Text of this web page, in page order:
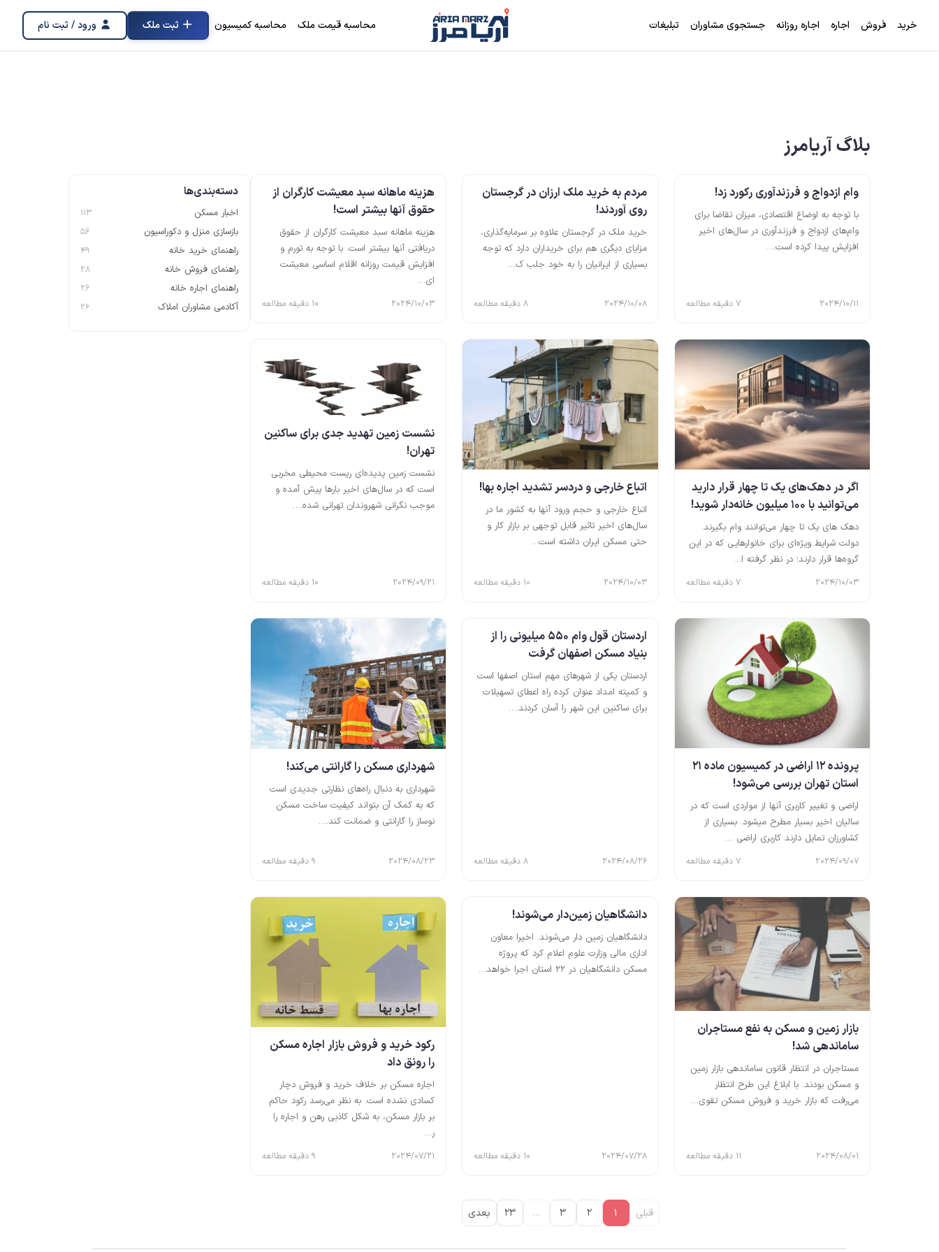
خرید فروش اجاره اجاره روزانه جستجوی مشاوران تبلیغات محاسبه قیمت ملک محاسبه کمیسیون ثبت ملک ورود / ثبت نام
بلاگ آریامرز
وام ازدواج و فرزندآوری رکورد زد!
با توجه به اوضاع اقتصادی، میزان تقاضا برای
وام‌های ازدواج و فرزندآوری در سال‌های اخیر
افزایش پیدا کرده است.…
2024/10/11 7 دقیقه مطالعه
مردم به خرید ملک ارزان در گرجستان
روی آوردند!
خرید ملک در گرجستان علاوه بر سرمایه‌گذاری،
مزایای دیگری هم برای خریداران دارد که توجه
بسیاری از ایرانیان را به خود جلب ک…
2024/10/08 8 دقیقه مطالعه
هزینه ماهانه سبد معیشت کارگران از
حقوق آنها بیشتر است!
هزینه ماهانه سبد معیشت کارگران از حقوق
دریافتی آنها بیشتر است. با توجه به تورم و
افزایش قیمت روزانه اقلام اساسی معیشت
ای…
2024/10/03 10 دقیقه مطالعه
اگر در دهک‌های یک تا چهار قرار دارید
می‌توانید با 100 میلیون خانه‌دار شوید!
دهک های یک تا چهار می‌توانند وام بگیرند.
دولت شرایط ویژه‌ای برای خانوارهایی که در این
گروه‌ها قرار دارند؛ در نظر گرفته ا…
2024/10/03 7 دقیقه مطالعه
اتباع خارجی و دردسر تشدید اجاره بها!
اتباع خارجی و حجم ورود آنها به کشور ما در
سال‌های اخیر تاثیر قابل توجهی بر بازار کار و
حتی مسکن ایران داشته است…
2024/10/03 10 دقیقه مطالعه
نشست زمین تهدید جدی برای ساکنین
تهران!
نشست زمین پدیده‌ای ریست محیطی مخربی
است که در سال‌های اخیر بارها پیش آمده و
موجب نگرانی شهروندان تهرانی شده.…
2024/09/21 10 دقیقه مطالعه
پرونده 12 اراضی در کمیسیون ماده 21
استان تهران بررسی می‌شود!
اراضی و تغییر کاربری آنها از مواردی است که در
سالیان اخیر بسیار مطرح میشود. بسیاری از
کشاورزان تمایل دارند کاربری اراضی …
2024/09/07 7 دقیقه مطالعه
اردستان قول وام 550 میلیونی را از
بنیاد مسکن اصفهان گرفت
اردستان یکی از شهرهای مهم استان اصفها است
و کمیته امداد عنوان کرده راه اعطای تسهیلات
برای ساکنین این شهر را آسان کردند.…
2024/08/26 8 دقیقه مطالعه
شهرداری مسکن را گارانتی می‌کند!
شهرداری به دنبال راه‌های نظارتی جدیدی است
که به کمک آن بتواند کیفیت ساخت مسکن
نوساز را گارانتی و ضمانت کند.…
2024/08/23 9 دقیقه مطالعه
بازار زمین و مسکن به نفع مستاجران
ساماندهی شد!
مستاجران در انتظار قانون ساماندهی بازار زمین
و مسکن بودند. با ابلاغ این طرح انتظار
می‌رفت که بازار خرید و فروش مسکن تقوی…
2024/08/01 11 دقیقه مطالعه
دانشگاهیان زمین‌دار می‌شوند!
دانشگاهیان زمین دار می‌شوند. اخیرا معاون
اداری مالی وزارت علوم اعلام کرد که پروژه
مسکن دانشگاهیان در ۲۲ استان اجرا خواهد…
2024/07/28 10 دقیقه مطالعه
رکود خرید و فروش بازار اجاره مسکن
را رونق داد
اجاره مسکن بر خلاف خرید و فروش دچار
کسادی نشده است. به نظر می‌رسد رکود حاکم
بر بازار مسکن، به شکل کاذبی رهن و اجاره را
ر…
2024/07/21 9 دقیقه مطالعه
قبلی 1
2
3
…
23 بعدی
دسته‌بندی‌ها
اخبار مسکن 113
بازسازی منزل و دکوراسیون 56
راهنمای خرید خانه 49
راهنمای فروش خانه 28
راهنمای اجاره خانه 26
آکادمی مشاوران املاک 26